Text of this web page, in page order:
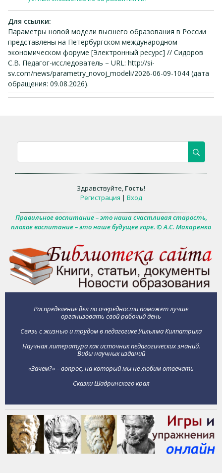
Для ссылки:
Параметры новой модели высшего образования в России
представлены на Петербургском международном
экономическом форуме [Электронный ресурс] // Сидоров
С.В. Педагог-исследователь – URL: http://si-
sv.com/news/parametry_novoj_modeli/2026-06-09-1044 (дата
обращения: 09.08.2026).
Здравствуйте, Гость!
Регистрация | Вход
Правильное воспитание – это наша счастливая старость,
плохое воспитание – это наше будущее горе. © А.С. Макаренко
Распределение дел по очерёдности поможет лучше
организовать свой рабочий день
Связь с жизнью и трудом в педагогике Уильяма Килпатрика
Научная литература как источник педагогических знаний.
Виды научных изданий
«Зачем?» – вопрос, на который мы не любим отвечать
Сказки Шадринского края